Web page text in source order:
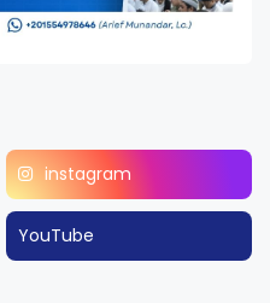
instagram
YouTube